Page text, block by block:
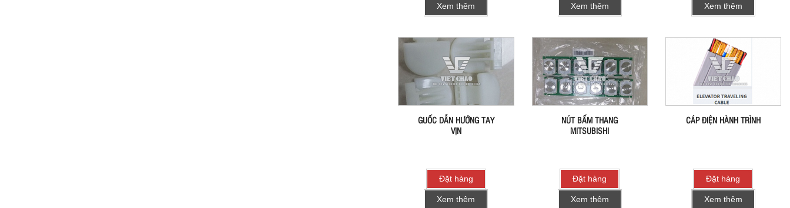
Xem thêm Xem thêm Xem thêm
GUỐC DẪN HƯỚNG TAY
VỊN
Đặt hàng
Xem thêm
NÚT BẤM THANG
MITSUBISHI
Đặt hàng
Xem thêm
CÁP ĐIỆN HÀNH TRÌNH
Đặt hàng
Xem thêm